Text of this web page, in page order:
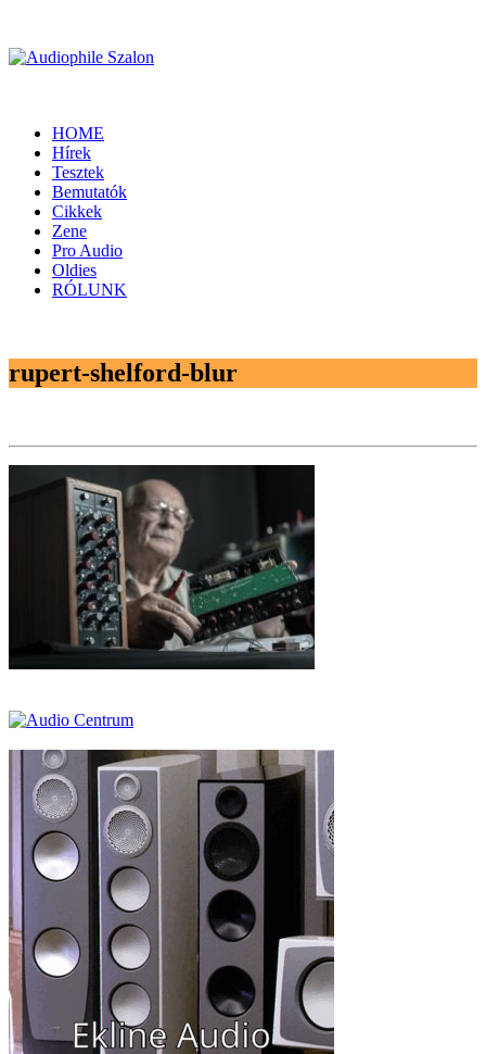
HOME
Hírek
Tesztek
Bemutatók
Cikkek
Zene
Pro Audio
Oldies
RÓLUNK
rupert-shelford-blur